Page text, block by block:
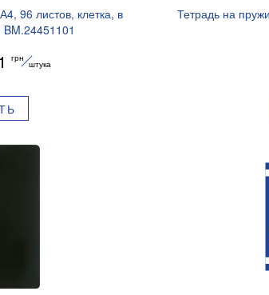
96 листов, клетка, в
BM.24451101
грн
штука
Тетрадь на